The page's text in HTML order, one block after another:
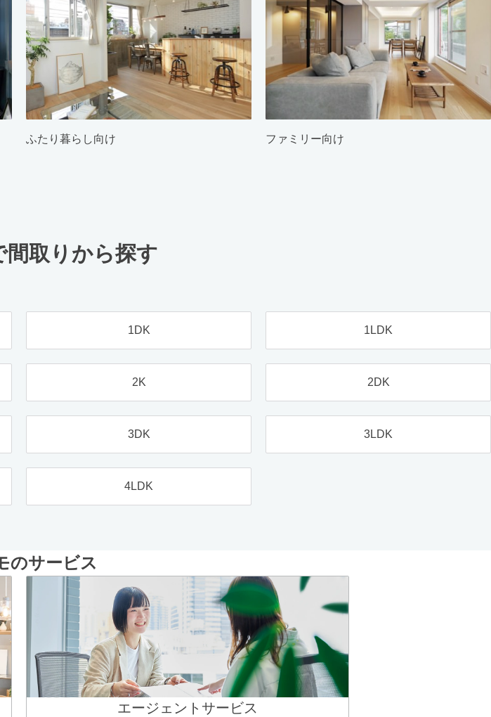
ふたり暮らし向け ファミリー向け
間取りから探す
1DK 1LDK
2K 2DK
3DK 3LDK
4LDK
のサービス
エージェントサービス